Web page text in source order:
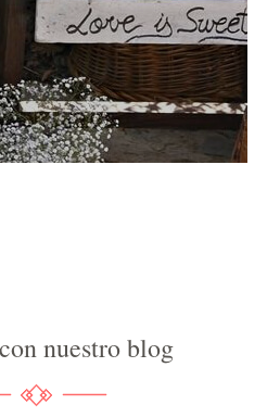
nuestro blog